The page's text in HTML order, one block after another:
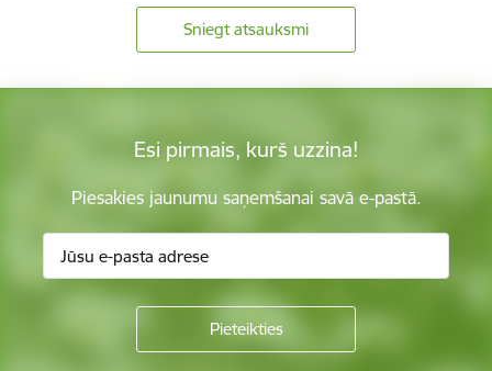
Sniegt atsauksmi
Esi pirmais, kurš uzzina!
Piesakies jaunumu saņemšanai savā e-pastā.